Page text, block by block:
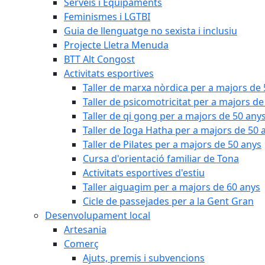
Feminismes i LGTBI
Guia de llenguatge no sexista i inclusiu
Projecte Lletra Menuda
BTT Alt Congost
Activitats esportives
Taller de marxa nòrdica per a majors de
Taller de psicomotricitat per a majors de
Taller de qi gong per a majors de 50 anys
Taller de Ioga Hatha per a majors de 50
Taller de Pilates per a majors de 50 anys
Cursa d'orientació familiar de Tona
Activitats esportives d'estiu
Taller aiguagim per a majors de 60 anys
Cicle de passejades per a la Gent Gran
Desenvolupament local
Artesania
Comerç
Ajuts, premis i subvencions